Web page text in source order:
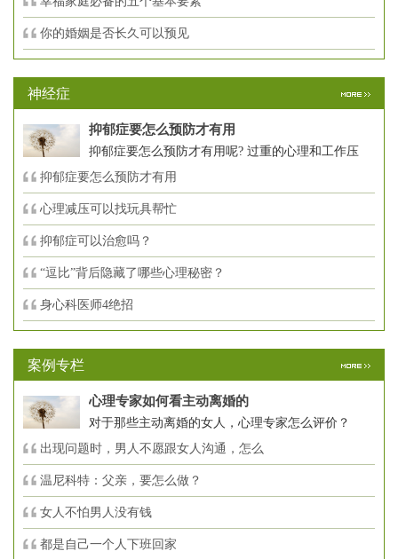
你的婚姻是否长久可以预见
神经症
抑郁症要怎么预防才有用
抑郁症要怎么预防才有用呢? 过重的心理和工作压
抑郁症要怎么预防才有用
心理减压可以找玩具帮忙
抑郁症可以治愈吗？
“逗比”背后隐藏了哪些心理秘密？
身心科医师4绝招
案例专栏
心理专家如何看主动离婚的
对于那些主动离婚的女人，心理专家怎么评价？
出现问题时，男人不愿跟女人沟通，怎么
温尼科特：父亲，要怎么做？
女人不怕男人没有钱
都是自己一个人下班回家